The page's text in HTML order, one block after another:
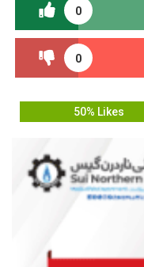
0
0
50% Likes